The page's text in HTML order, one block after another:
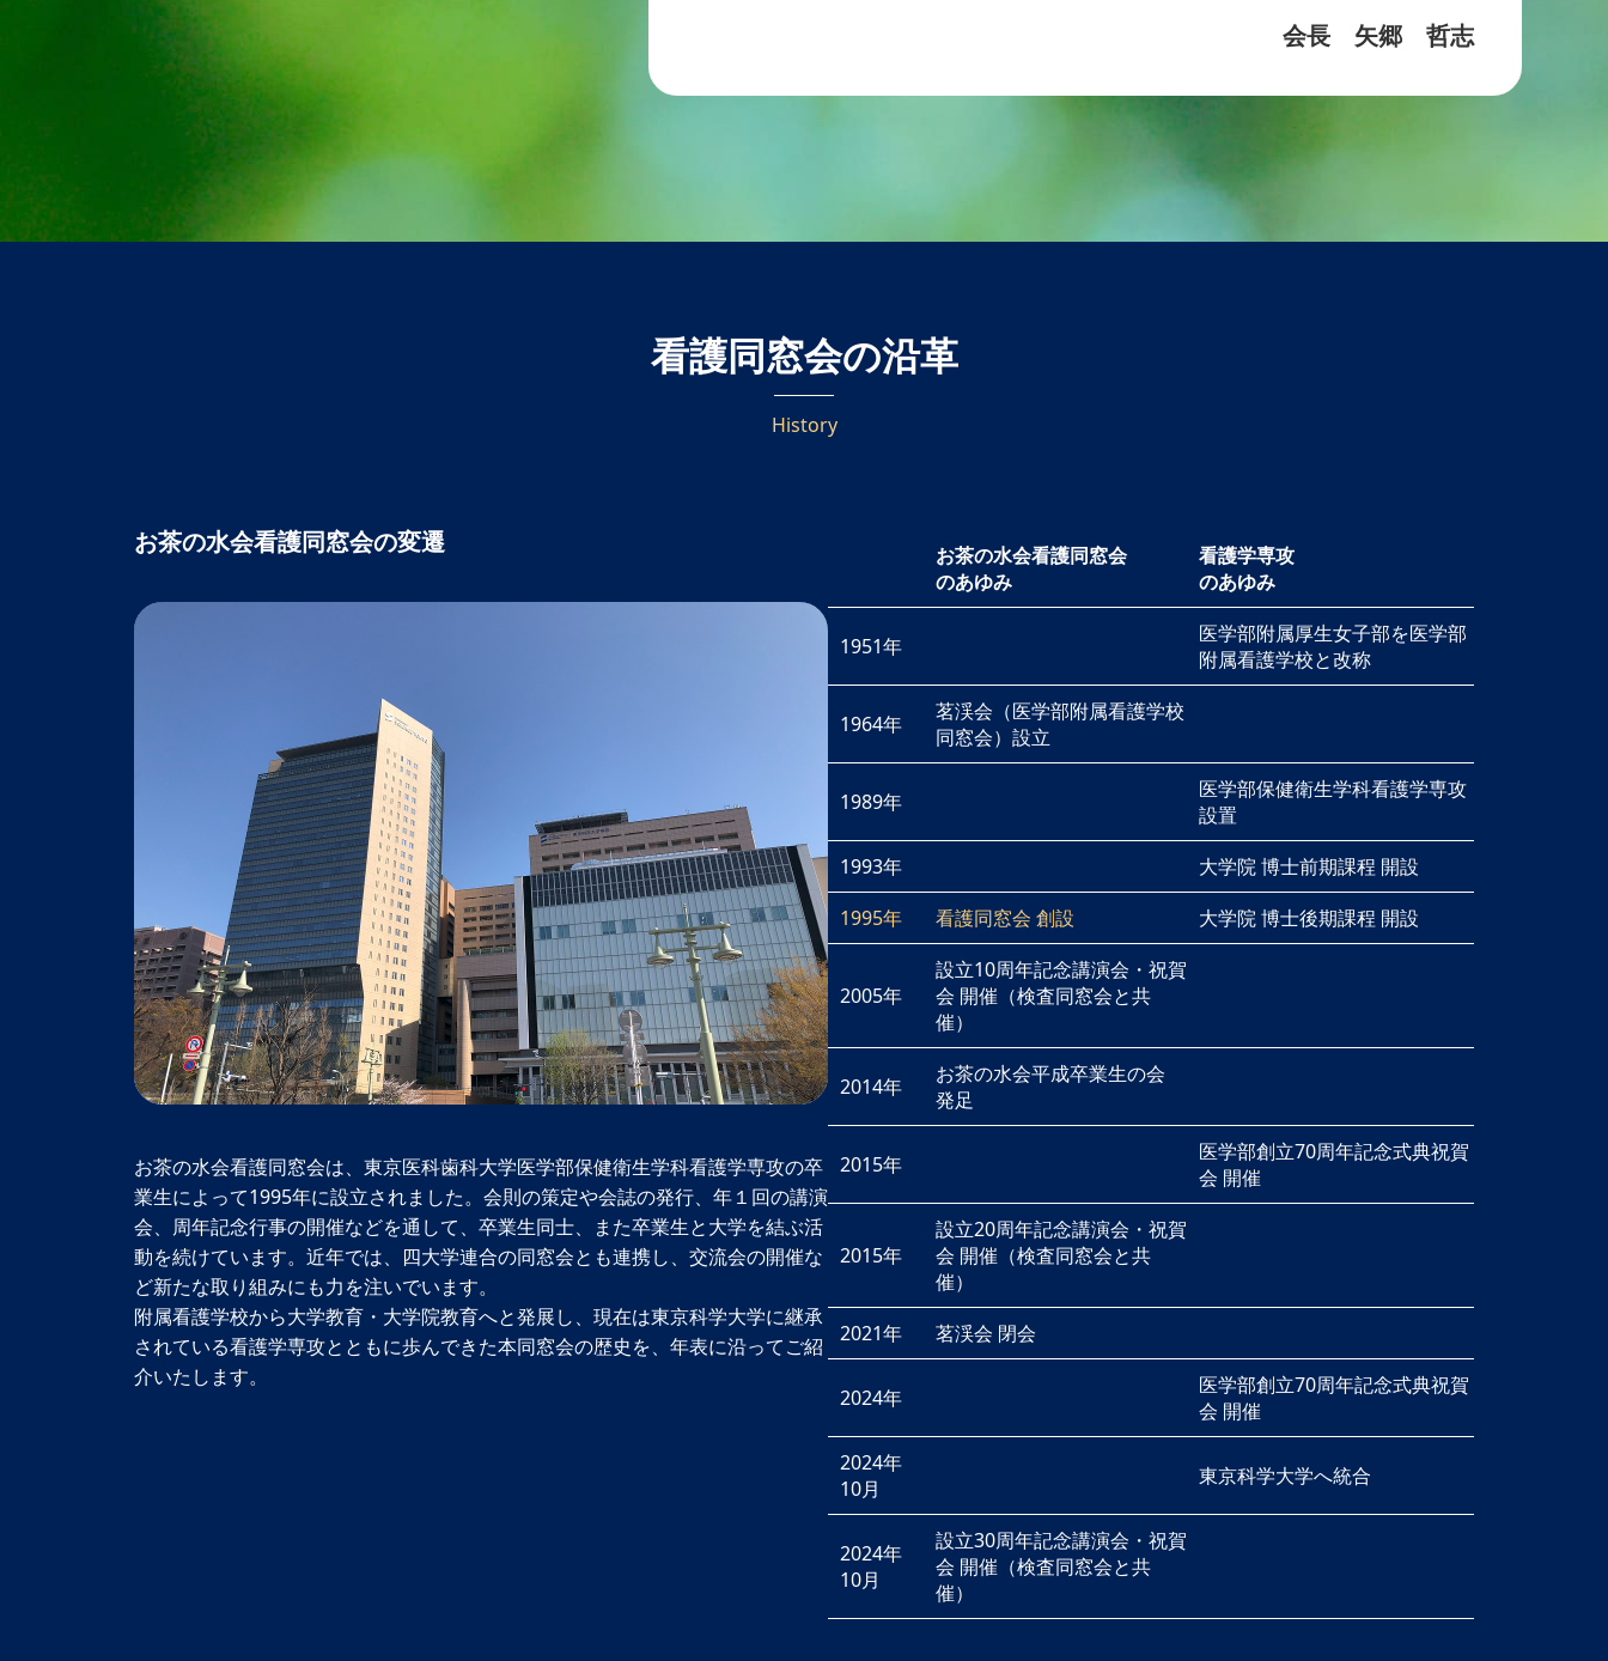
会長 矢郷 哲志
看護同窓会の沿革
History
お茶の水会看護同窓会の変遷
お茶の水会看護同窓会は、東京医科歯科大学医学部保健衛生学科看護学専攻の卒
業生によって1995年に設立されました。会則の策定や会誌の発行、年１回の講演
会、周年記念行事の開催などを通して、卒業生同士、また卒業生と大学を結ぶ活
動を続けています。近年では、四大学連合の同窓会とも連携し、交流会の開催な
ど新たな取り組みにも力を注いでいます。
附属看護学校から大学教育・大学院教育へと発展し、現在は東京科学大学に継承
されている看護学専攻とともに歩んできた本同窓会の歴史を、年表に沿ってご紹
介いたします。
お茶の水会看護同窓会
のあゆみ
看護学専攻
のあゆみ
1951年
医学部附属厚生女子部を医学部
附属看護学校と改称
1964年
茗渓会（医学部附属看護学校
同窓会）設立
1989年
医学部保健衛生学科看護学専攻
設置
1993年
大学院 博士前期課程 開設
1995年
看護同窓会 創設 大学院 博士後期課程 開設
2005年
設立10周年記念講演会・祝賀
会 開催（検査同窓会と共
催）
2014年
お茶の水会平成卒業生の会
発足
2015年
医学部創立70周年記念式典祝賀
会 開催
2015年
設立20周年記念講演会・祝賀
会 開催（検査同窓会と共
催）
2021年
茗渓会 閉会
2024年
医学部創立70周年記念式典祝賀
会 開催
2024年
10月
東京科学大学へ統合
2024年
10月
設立30周年記念講演会・祝賀
会 開催（検査同窓会と共
催）